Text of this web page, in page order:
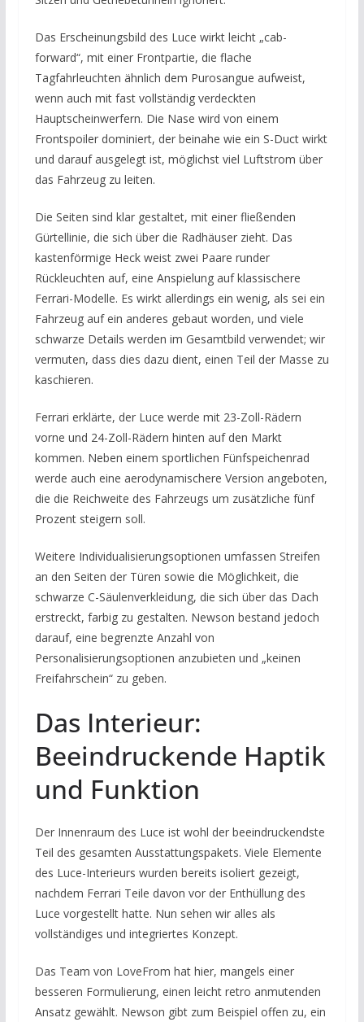
Das Erscheinungsbild des Luce wirkt leicht „cab-
forward“, mit einer Frontpartie, die flache
Tagfahrleuchten ähnlich dem Purosangue aufweist,
wenn auch mit fast vollständig verdeckten
Hauptscheinwerfern. Die Nase wird von einem
Frontspoiler dominiert, der beinahe wie ein S-Duct wirkt
und darauf ausgelegt ist, möglichst viel Luftstrom über
das Fahrzeug zu leiten.
Die Seiten sind klar gestaltet, mit einer fließenden
Gürtellinie, die sich über die Radhäuser zieht. Das
kastenförmige Heck weist zwei Paare runder
Rückleuchten auf, eine Anspielung auf klassischere
Ferrari-Modelle. Es wirkt allerdings ein wenig, als sei ein
Fahrzeug auf ein anderes gebaut worden, und viele
schwarze Details werden im Gesamtbild verwendet; wir
vermuten, dass dies dazu dient, einen Teil der Masse zu
kaschieren.
Ferrari erklärte, der Luce werde mit 23-Zoll-Rädern
vorne und 24-Zoll-Rädern hinten auf den Markt
kommen. Neben einem sportlichen Fünfspeichenrad
werde auch eine aerodynamischere Version angeboten,
die die Reichweite des Fahrzeugs um zusätzliche fünf
Prozent steigern soll.
Weitere Individualisierungsoptionen umfassen Streifen
an den Seiten der Türen sowie die Möglichkeit, die
schwarze C-Säulenverkleidung, die sich über das Dach
erstreckt, farbig zu gestalten. Newson bestand jedoch
darauf, eine begrenzte Anzahl von
Personalisierungsoptionen anzubieten und „keinen
Freifahrschein“ zu geben.
Das Interieur:
Beeindruckende Haptik
und Funktion
Der Innenraum des Luce ist wohl der beeindruckendste
Teil des gesamten Ausstattungspakets. Viele Elemente
des Luce-Interieurs wurden bereits isoliert gezeigt,
nachdem Ferrari Teile davon vor der Enthüllung des
Luce vorgestellt hatte. Nun sehen wir alles als
vollständiges und integriertes Konzept.
Das Team von LoveFrom hat hier, mangels einer
besseren Formulierung, einen leicht retro anmutenden
Ansatz gewählt. Newson gibt zum Beispiel offen zu, ein